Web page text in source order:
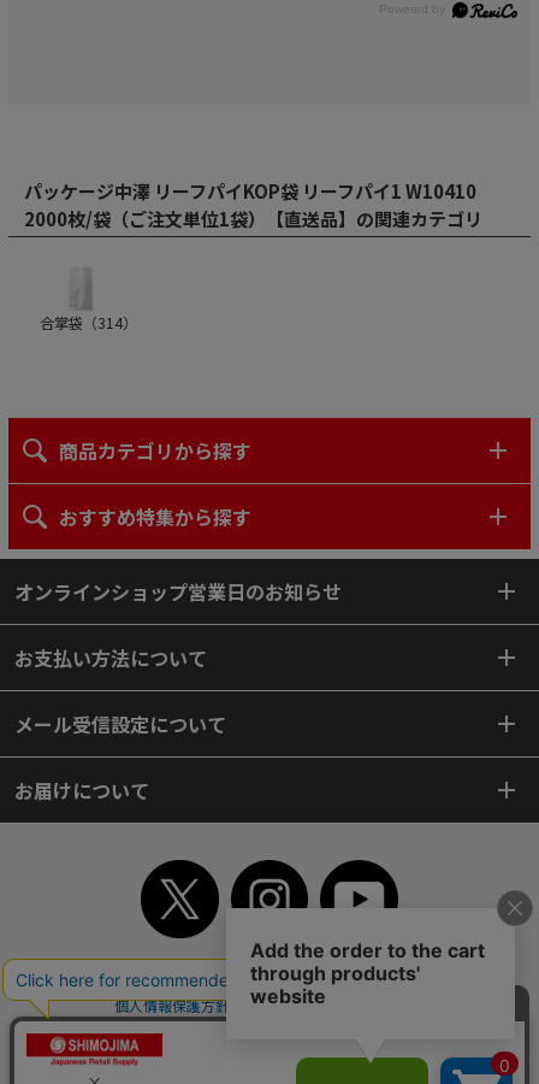
パッケージ中澤 リーフパイKOP袋 リーフパイ1 W10410
2000枚/袋（ご注文単位1袋）【直送品】の関連カテゴリ
合掌袋（314）
商品カテゴリから探す
おすすめ特集から探す
オンラインショップ営業日のお知らせ
お支払い方法について
メール受信設定について
お届けについて
TOP 初めてご利用のお客様へ ご利用案内
ご利用規約
個人情報保護方針
特定商取引法
よくあるご質問
サイトマップ
WEBカタログ 英語版TOP